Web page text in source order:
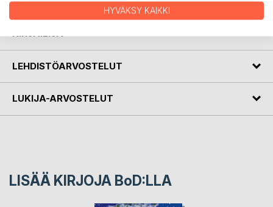
KIRJAILIJA
LEHDISTÖARVOSTELUT
LUKIJA-ARVOSTELUT
LISÄÄ KIRJOJA BoD:LLA
HYVÄKSY KAIKKI